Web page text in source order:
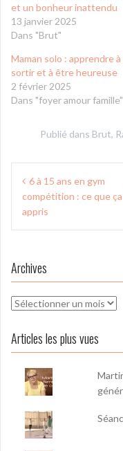
et un bonheur inattendu
13 janvier 2025
Dans "Brut"
Maman solo : apprendre à
sortir et à être heureuse
2 février 2025
Dans "foyer amour famille"
Publié dans Brut,
Navigation
de
l’article
6 à 15 ans en gym
compétition : ce que ça
appris
Archives
Archives
Articles les plus vues